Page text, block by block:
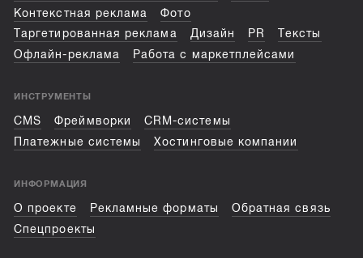
Контекстная реклама
Фото
Таргетированная реклама
Дизайн PR
Тексты
Офлайн-реклама
Работа с маркетплейсами
ИНСТРУМЕНТЫ
CMS Фреймворки
CRM-системы
Платежные системы
Хостинговые компании
ИНФОРМАЦИЯ
О проекте Рекламные форматы
Обратная связь
Спецпроекты